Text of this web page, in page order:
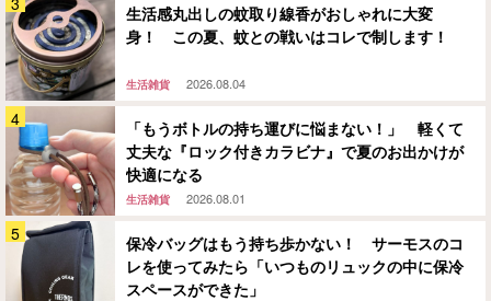
生活感丸出しの蚊取り線香がおしゃれに大変
身！ この夏、蚊との戦いはコレで制します！
生活雑貨 2026.08.04
「もうボトルの持ち運びに悩まない！」 軽くて
丈夫な『ロック付きカラビナ』で夏のお出かけが
快適になる
生活雑貨 2026.08.01
保冷バッグはもう持ち歩かない！ サーモスのコ
レを使ってみたら「いつものリュックの中に保冷
スペースができた」